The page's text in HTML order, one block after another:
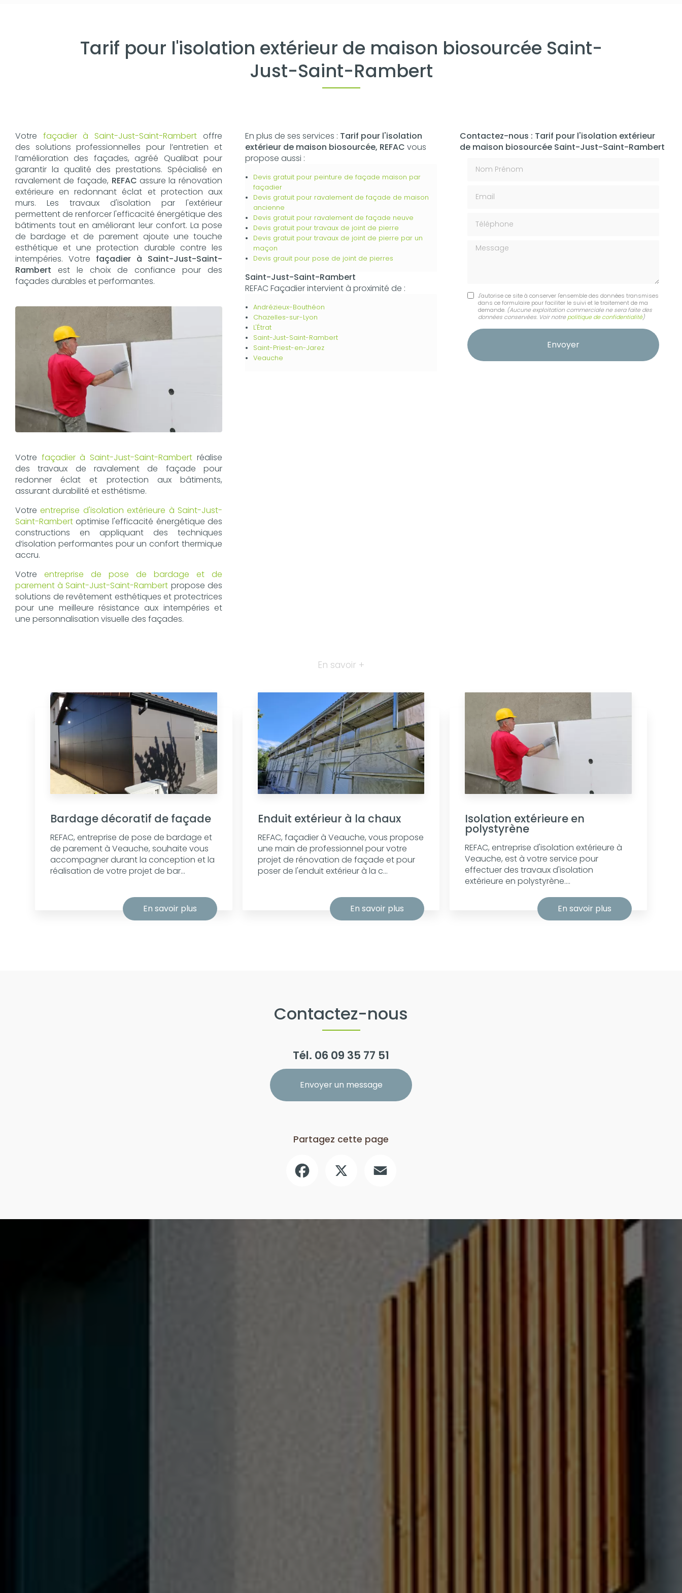
Tarif pour l'isolation extérieur de maison biosourcée Saint-
Just-Saint-Rambert
Votre façadier à Saint-Just-Saint-Rambert offre
des solutions professionnelles pour l’entretien et
l’amélioration des façades, agréé Qualibat pour
garantir la qualité des prestations. Spécialisé en
ravalement de façade, REFAC assure la rénovation
extérieure en redonnant éclat et protection aux
murs. Les travaux d'isolation par l'extérieur
permettent de renforcer l'efficacité énergétique des
bâtiments tout en améliorant leur confort. La pose
de bardage et de parement ajoute une touche
esthétique et une protection durable contre les
intempéries. Votre façadier à Saint-Just-Saint-
Rambert est le choix de confiance pour des
façades durables et performantes.
Votre façadier à Saint-Just-Saint-Rambert réalise
des travaux de ravalement de façade pour
redonner éclat et protection aux bâtiments,
assurant durabilité et esthétisme.
Votreentreprise d'isolation extérieure à Saint-Just-
Saint-Rambert optimise l'efficacité énergétique des
constructions en appliquant des techniques
d’isolation performantes pour un confort thermique
accru.
Votre entreprise de pose de bardage et de
parement à Saint-Just-Saint-Rambert propose des
solutions de revêtement esthétiques et protectrices
pour une meilleure résistance aux intempéries et
une personnalisation visuelle des façades.
En plus de ses services : Tarif pour l'isolation
extérieur de maison biosourcée, REFAC vous
propose aussi :
Devis gratuit pour peinture de façade maison par
façadier
Devis gratuit pour ravalement de façade de maison
ancienne
Devis gratuit pour ravalement de façade neuve
Devis gratuit pour travaux de joint de pierre
Devis gratuit pour travaux de joint de pierre par un
maçon
Devis grauit pour pose de joint de pierres
Saint-Just-Saint-Rambert
REFAC Façadier intervient à proximité de :
Andrézieux-Bouthéon
Chazelles-sur-Lyon
L'Étrat
Saint-Just-Saint-Rambert
Saint-Priest-en-Jarez
Veauche
Contactez-nous : Tarif pour l'isolation extérieur
de maison biosourcée Saint-Just-Saint-Rambert
Message
J'autorise ce site à conserver l'ensemble des données transmises
dans ce formulaire pour faciliter le suivi et le traitement de ma
demande. (Aucune exploitation commerciale ne sera faite des
données conservées. Voir notre politique de confidentialité)
En savoir +
Bardage décoratif de façade
REFAC, entreprise de pose de bardage et
de parement à Veauche, souhaite vous
accompagner durant la conception et la
réalisation de votre projet de bar...
En savoir plus
Enduit extérieur à la chaux
REFAC, façadier à Veauche, vous propose
une main de professionnel pour votre
projet de rénovation de façade et pour
poser de l'enduit extérieur à la c...
En savoir plus
Isolation extérieure en
polystyrène
REFAC, entreprise d'isolation extérieure à
Veauche, est à votre service pour
effectuer des travaux d'isolation
extérieure en polystyrène....
En savoir plus
Contactez-nous
Tél. 06 09 35 77 51
Envoyer un message
Partagez cette page